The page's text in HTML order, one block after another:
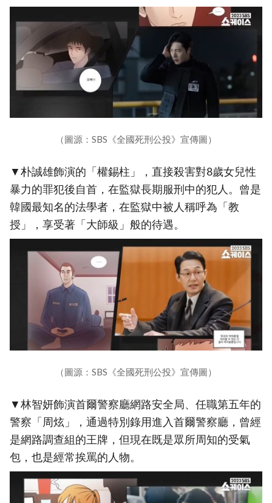
（圖源：SBS《全國死刑公投》宣傳圖）
▼朴誠雄飾演的「權錫柱」，直接殺害對8歲女兒性
暴力的罪犯後自首，在監獄長期服刑中的犯人。曾是
韓國最知名的法學者，在監獄中被人稱呼為「教
授」，享受著「大師級」般的待遇。
（圖源：SBS《全國死刑公投》宣傳圖）
▼林智妍飾演首爾警察廳網路安全局、任職第五年的
警察「周炫」，通過特別錄用進入首爾警察廳，曾經
是網路調查組的王牌，但現在既是眾所周知的受氣
包，也是經常挨罵的人物。